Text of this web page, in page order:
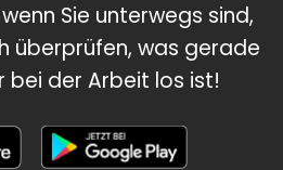
Sie unterwegs sind,
überprüfen, was gerade
bei der Arbeit los ist!